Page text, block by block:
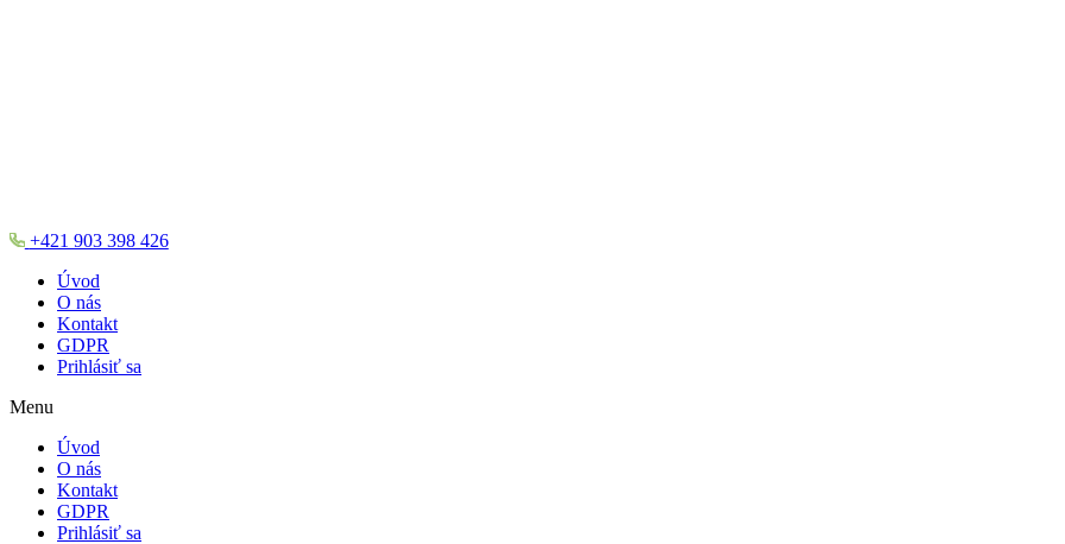
+421 903 398 426
Úvod
O nás
Kontakt
GDPR
Prihlásiť sa
Menu
Úvod
O nás
Kontakt
GDPR
Prihlásiť sa